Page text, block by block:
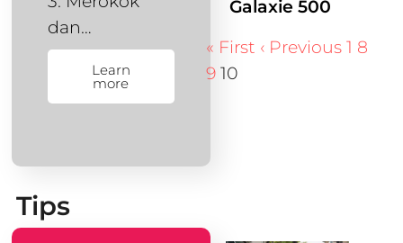
dan…
Learn
more
Galaxie 500
« First ‹ Previous 1 8
9 10
Tips